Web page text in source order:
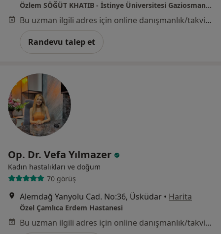
Özlem SÖĞÜT KHATIB - İstinye Üniversitesi Gaziosmanpaşa Hastanesi
Bu uzman ilgili adres için online danışmanlık/takvim sunmuyor.
Randevu talep et
Op. Dr. Vefa Yılmazer
Kadın hastalıkları ve doğum
70 görüş
Alemdağ Yanyolu Cad. No:36, Üsküdar • Harita
Özel Çamlıca Erdem Hastanesi
Bu uzman ilgili adres için online danışmanlık/takvim sunmuyor.